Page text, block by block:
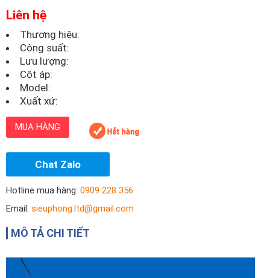
Liên hệ
Thương hiệu:
Công suất:
Lưu lượng:
Cột áp:
Model:
Xuất xứ:
MUA HÀNG
Chat Zalo
Hotline mua hàng: 0909 228 356
Email: sieuphong.ltd@gmail.com
MÔ TẢ CHI TIẾT